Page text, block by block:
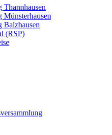
Thannhausen
Münsterhausen
Balzhausen
(RSP)